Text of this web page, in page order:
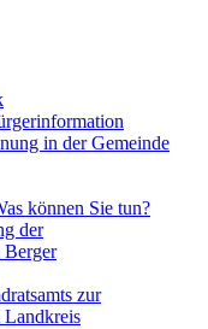
in der Gemeinde
können Sie tun?
der
zur